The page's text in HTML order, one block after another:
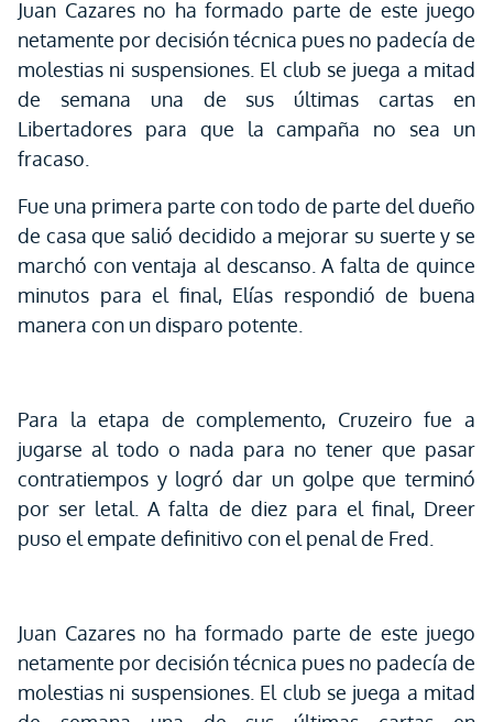
Juan Cazares no ha formado parte de este juego
netamente por decisión técnica pues no padecía de
molestias ni suspensiones. El club se juega a mitad
de semana una de sus últimas cartas en
Libertadores para que la campaña no sea un
fracaso.
Fue una primera parte con todo de parte del dueño
de casa que salió decidido a mejorar su suerte y se
marchó con ventaja al descanso. A falta de quince
minutos para el final, Elías respondió de buena
manera con un disparo potente.
Para la etapa de complemento, Cruzeiro fue a
jugarse al todo o nada para no tener que pasar
contratiempos y logró dar un golpe que terminó
por ser letal. A falta de diez para el final, Dreer
puso el empate definitivo con el penal de Fred.
Juan Cazares no ha formado parte de este juego
netamente por decisión técnica pues no padecía de
molestias ni suspensiones. El club se juega a mitad